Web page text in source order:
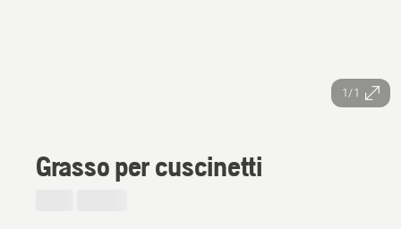
1/1
Grasso per cuscinetti